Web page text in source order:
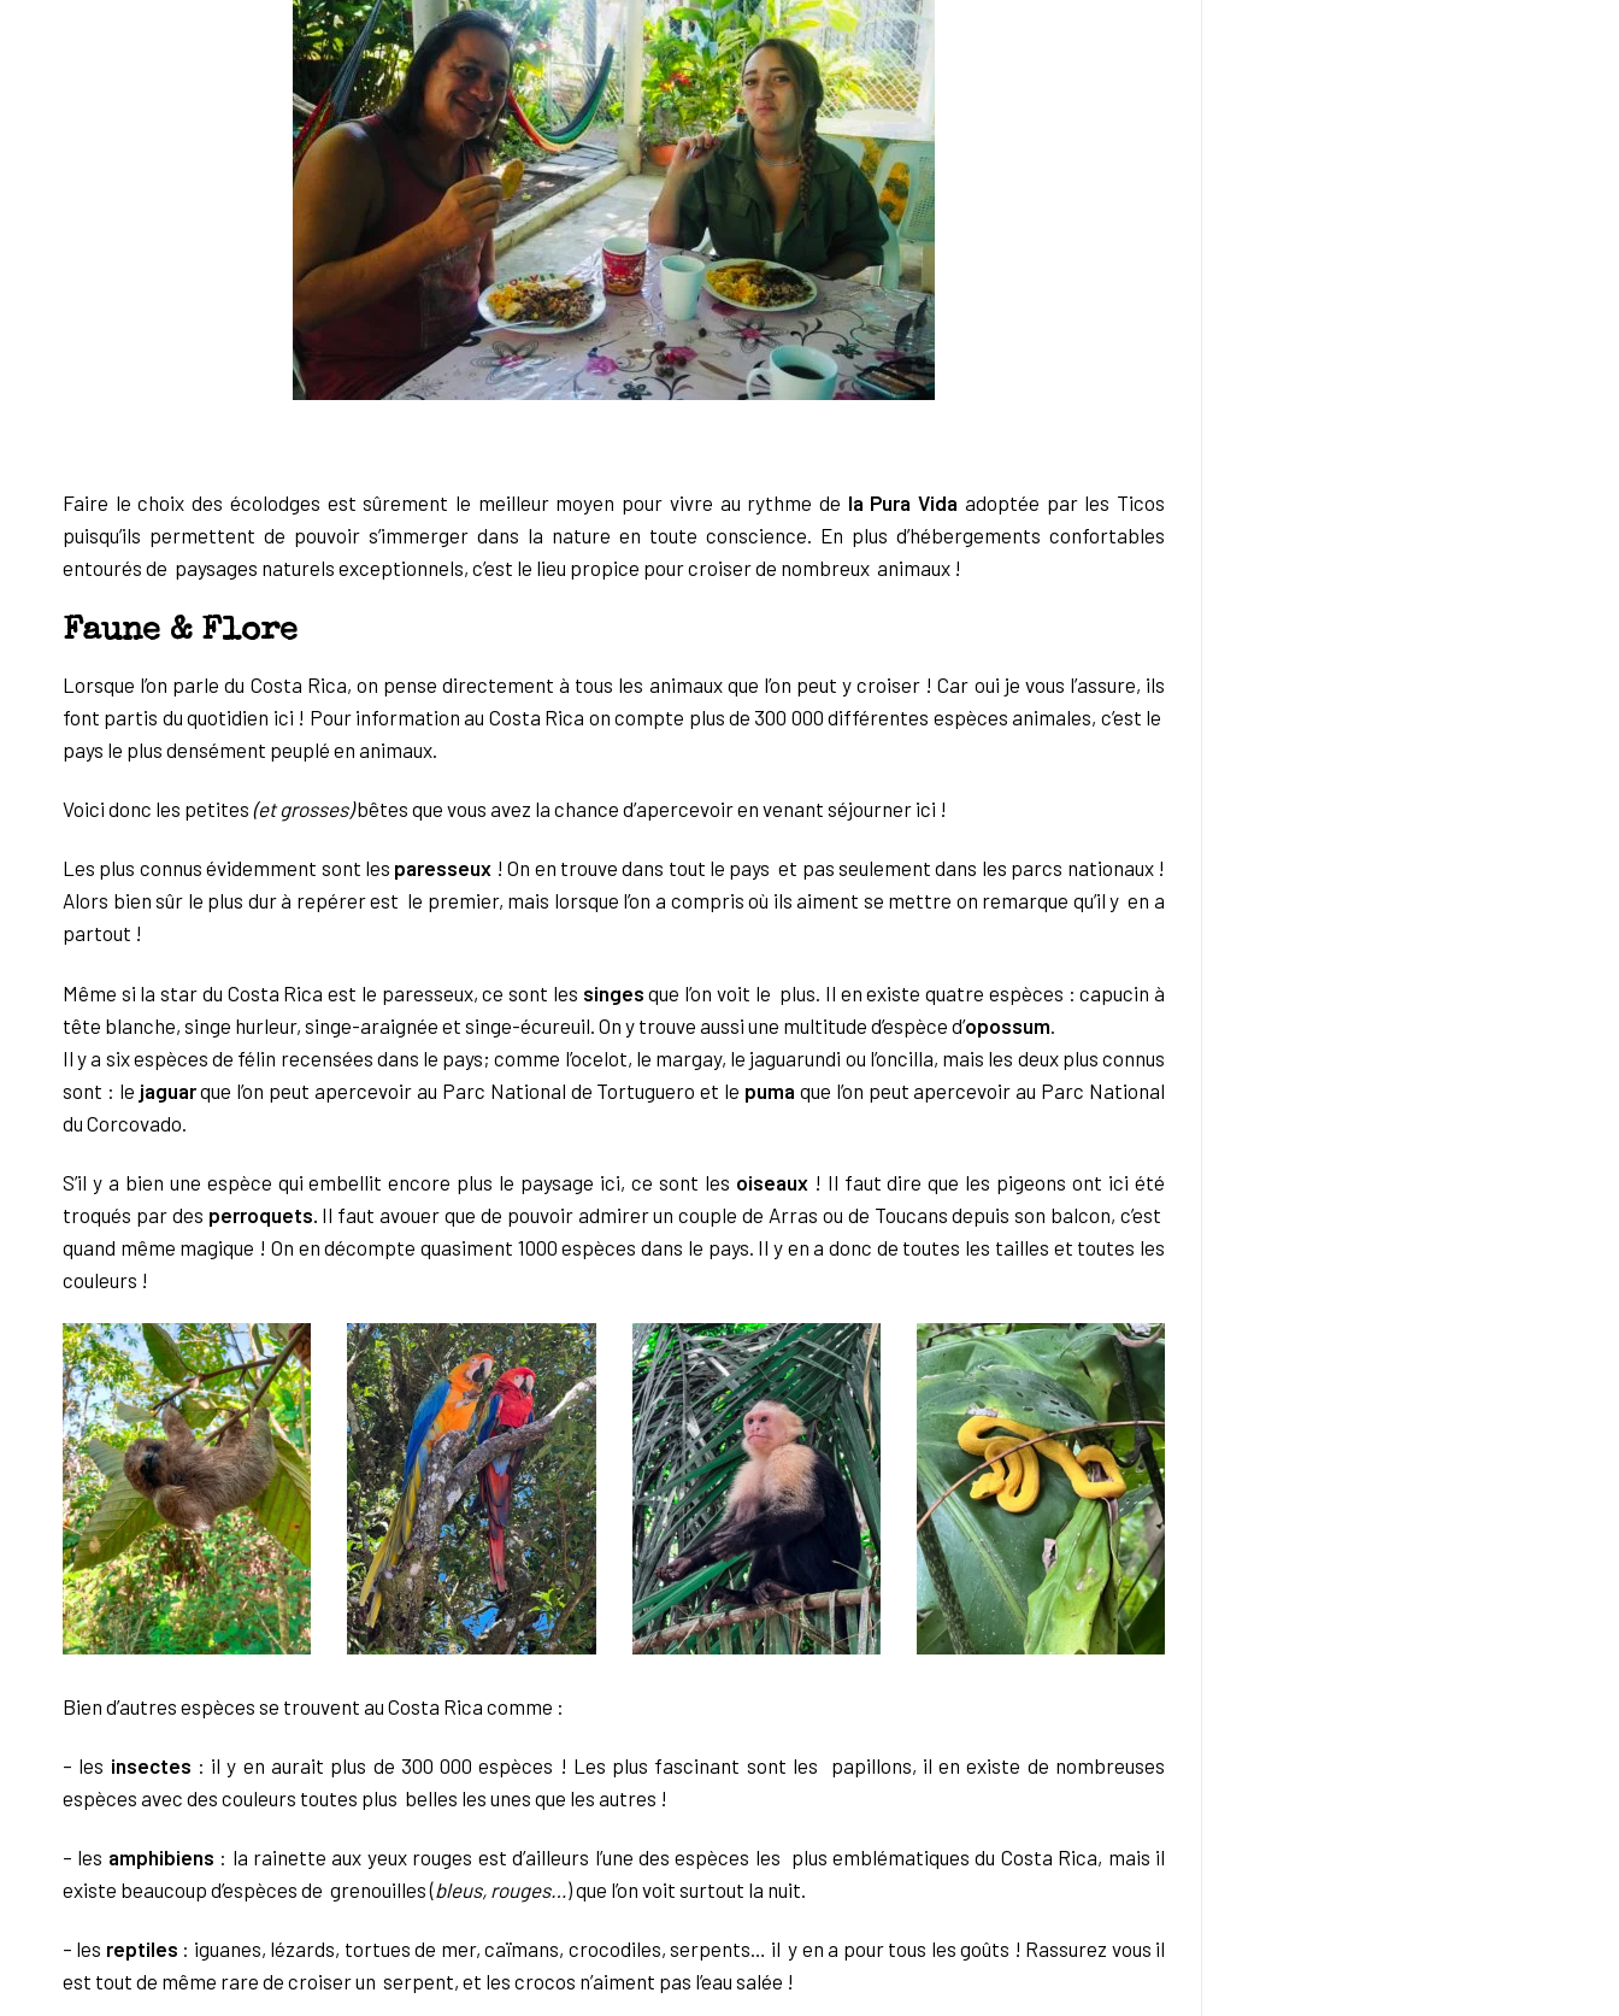
Faire le choix des écolodges est sûrement le meilleur moyen pour vivre au rythme de la Pura Vida adoptée par les Ticos
puisqu’ils permettent de pouvoir s’immerger dans la nature en toute conscience. En plus d’hébergements confortables
entourés de paysages naturels exceptionnels, c’est le lieu propice pour croiser de nombreux animaux !
Faune & Flore
Lorsque l’on parle du Costa Rica, on pense directement à tous les animaux que l’on peut y croiser ! Car oui je vous l’assure, ils
font partis du quotidien ici ! Pour information au Costa Rica on compte plus de 300 000 différentes espèces animales, c’est le
pays le plus densément peuplé en animaux.
Voici donc les petites (et grosses)bêtes que vous avez la chance d’apercevoir en venant séjourner ici !
Les plus connus évidemment sont les paresseux ! On en trouve dans tout le pays et pas seulement dans les parcs nationaux !
Alors bien sûr le plus dur à repérer est le premier, mais lorsque l’on a compris où ils aiment se mettre on remarque qu’il y en a
partout !
Même si la star du Costa Rica est le paresseux, ce sont les singes que l’on voit le plus. Il en existe quatre espèces : capucin à
tête blanche, singe hurleur, singe-araignée et singe-écureuil. On y trouve aussi une multitude d’espèce d’opossum
Il y a six espèces de félin recensées dans le pays; comme l’ocelot, le margay, le jaguarundi ou l’oncilla, mais les deux plus connus
sont : le jaguarque l’on peut apercevoir au Parc National de Tortuguero et le puma que l’on peut apercevoir au Parc National
du Corcovado.
S’il y a bien une espèce qui embellit encore plus le paysage ici, ce sont les oiseaux! Il faut dire que les pigeons ont ici été
troqués par des perroquets. Il faut avouer que de pouvoir admirer un couple de Arras ou de Toucans depuis son balcon, c’est
quand même magique ! On en décompte quasiment 1000 espèces dans le pays. Il y en a donc de toutes les tailles et toutes les
couleurs !
Bien d’autres espèces se trouvent au Costa Rica comme :
– les insectes : il y en aurait plus de 300 000 espèces ! Les plus fascinant sont les papillons, il en existe de nombreuses
espèces avec des couleurs toutes plus belles les unes que les autres !
– les amphibiens : la rainette aux yeux rouges est d’ailleurs l’une des espèces les plus emblématiques du Costa Rica, mais il
existe beaucoup d’espèces de grenouilles (bleus, rouges… ) que l’on voit surtout la nuit.
– les reptiles : iguanes, lézards, tortues de mer, caïmans, crocodiles, serpents… il y en a pour tous les goûts ! Rassurez vous il
est tout de même rare de croiser un serpent, et les crocos n’aiment pas l’eau salée !